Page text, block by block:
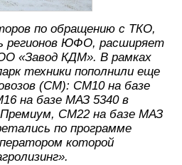
по обращению с ТКО,
регионов ЮФО, расширяет
«Завод КДМ». В рамках
техники пополнили еще
(СМ): СМ10 на базе
на базе МАЗ 5340 в
СМ22 на базе МАЗ
по программе
которой